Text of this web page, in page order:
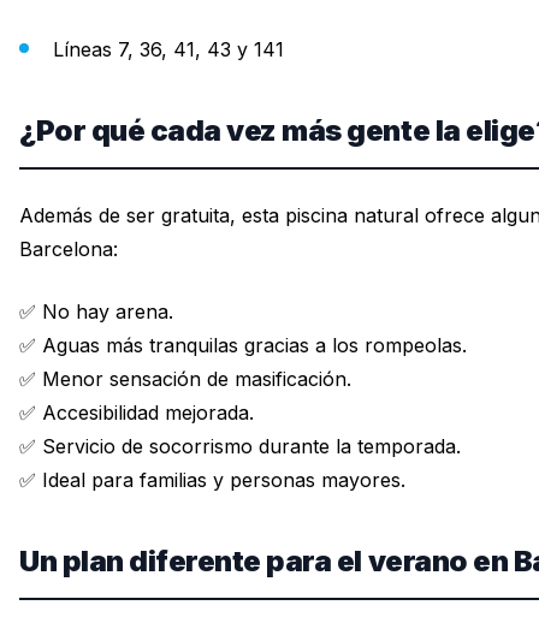
Líneas 7, 36, 41, 43 y 141
¿Por qué cada vez más gente la
Además de ser gratuita, esta piscina natural ofrece
Barcelona:
✅ No hay arena.
✅ Aguas más tranquilas gracias a los rompeolas.
✅ Menor sensación de masificación.
✅ Accesibilidad mejorada.
✅ Servicio de socorrismo durante la temporada.
✅ Ideal para familias y personas mayores.
Un plan diferente para el verano en